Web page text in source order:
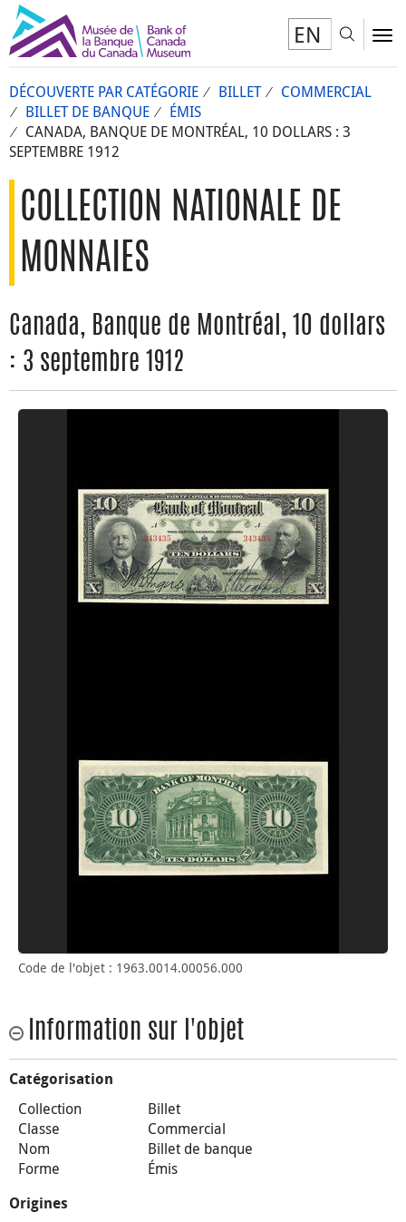
EN
DÉCOUVERTE PAR CATÉGORIE BILLET
COMMERCIAL
BILLET DE BANQUE
ÉMIS
CANADA, BANQUE DE MONTRÉAL, 10 DOLLARS : 3
SEPTEMBRE 1912
COLLECTION NATIONALE DE
MONNAIES
Canada, Banque de Montréal, 10 dollars
: 3 septembre 1912
Code de l'objet : 1963.0014.00056.000
Information sur l'objet
Catégorisation
Collection
Billet
Classe
Commercial
Nom
Billet de banque
Forme
Émis
Origines